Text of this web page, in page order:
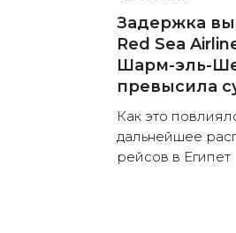
Задержка
Red Sea
Шарм-эль-
превысила
Как это
дальнейшее
рейсов в Египет